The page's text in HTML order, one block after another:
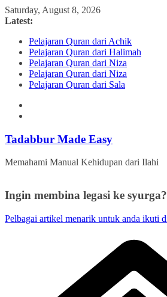
Skip
to
Saturday, August 8, 2026
Latest:
Pelajaran Quran dari Achik
Pelajaran Quran dari Halimah
Pelajaran Quran dari Niza
Pelajaran Quran dari Niza
Pelajaran Quran dari Sala
Tadabbur Made Easy
Memahami Manual Kehidupan dari Ilahi
Ingin membina legasi ke syurga?
Pelbagai artikel menarik untuk anda ikuti